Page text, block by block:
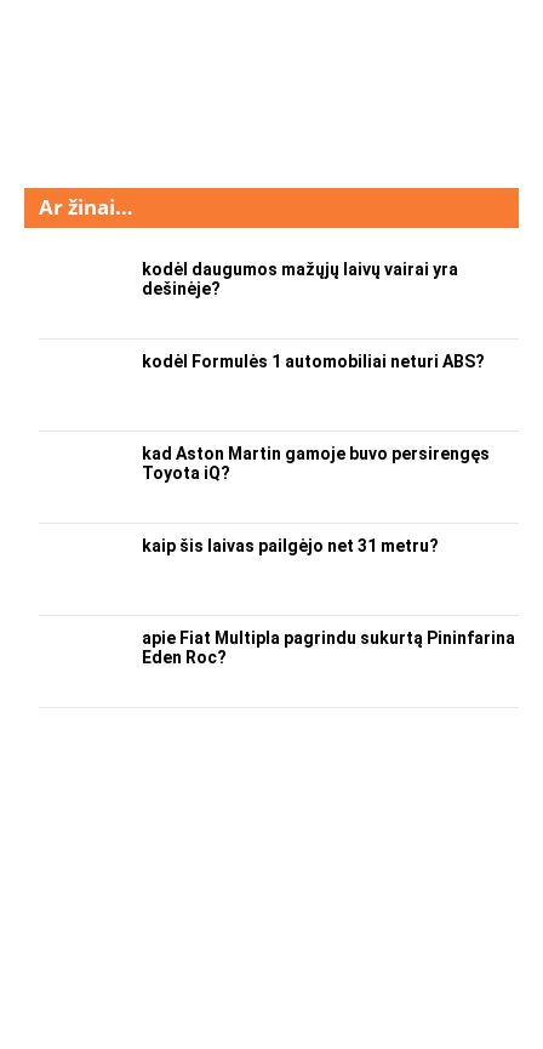
Ar žinai…
kodėl daugumos mažųjų laivų vairai yra
dešinėje?
kodėl Formulės 1 automobiliai neturi ABS?
kad Aston Martin gamoje buvo persirengęs
Toyota iQ?
kaip šis laivas pailgėjo net 31 metru?
apie Fiat Multipla pagrindu sukurtą Pininfarina
Eden Roc?